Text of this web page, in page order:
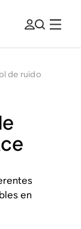
de ruido
en